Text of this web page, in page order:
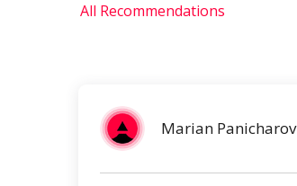
All Recommendations
Marian Panicharov